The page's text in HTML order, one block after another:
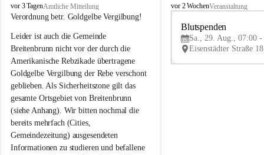
B
r
i
t
e
n
b
r
u
n
n
a
m
vor 3 TagenAmtliche Mitteilung
Verordnung betr. Goldgelbe Vergilbung!
Leider ist auch die Gemeinde
Breitenbrunn nicht vor der durch die
Amerikanische Rebzikade übertragene
Goldgelbe Vergilbung der Rebe verschont
geblieben. Als Sicherheitszone gilt das
gesamte Ortsgebiet von Breitenbrunn
(siehe Anhang). Wir bitten nochmal die
bereits mehrfach (Cities,
Gemeindezeitung) ausgesendeten
Informationen zu studieren und befallene
B
e
vor 2 WochenVeranstaltung
Blutspenden
Sa., 29. Aug., 07:00 -